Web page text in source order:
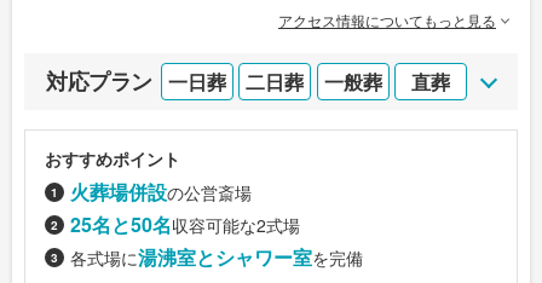
アクセス情報についてもっと見る
対応プラン 一日葬 二日葬 一般葬 直葬
おすすめポイント
火葬場併設の公営斎場
25名と50名収容可能な2式場
各式場に湯沸室とシャワー室を完備